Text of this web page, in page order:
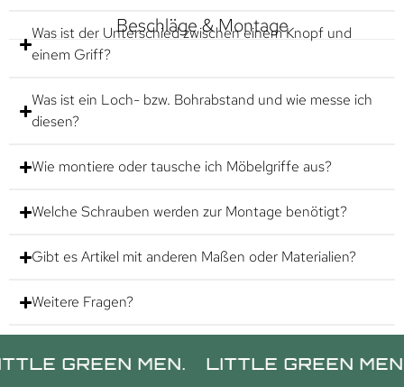
Beschläge & Montage
Was ist der Unterschied zwischen einem Knopf und
einem Griff?
Was ist ein Loch- bzw. Bohrabstand und wie messe ich
diesen?
Wie montiere oder tausche ich Möbelgriffe aus?
Welche Schrauben werden zur Montage benötigt?
Gibt es Artikel mit anderen Maßen oder Materialien?
Weitere Fragen?
MEN. LITTLE GREEN MEN.